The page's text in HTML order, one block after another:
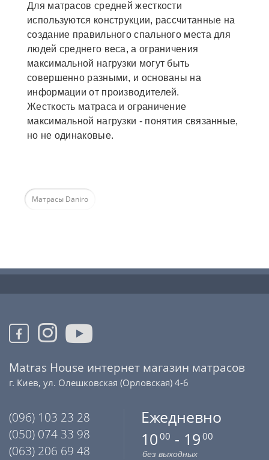
Для матрасов средней жесткости
используются конструкции, рассчитанные на
создание правильного спального места для
людей среднего веса, а ограничения
максимальной нагрузки могут быть
совершенно разными, и основаны на
информации от производителей.
Жесткость матраса и ограничение
максимальной нагрузки - понятия связанные,
но не одинаковые.
Матрасы Daniro
Matras House интернет магазин матрасов
г. Киев, ул. Олешковская (Орловская) 4-6
(096) 103 23 28
(050) 074 33 98
(063) 206 69 48
Ежедневно
10 00 - 19 00
без выходных